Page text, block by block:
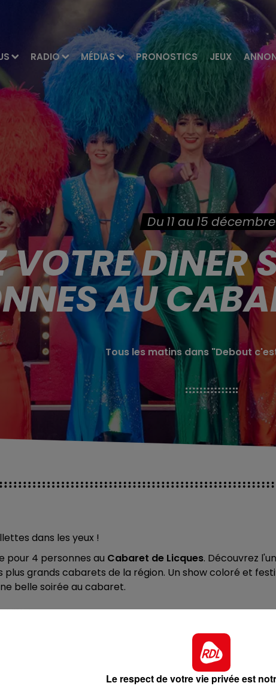
RADIO MÉDIAS PRONOSTICS JEUX
RDL & VOUS
Du 11 au 15 décembre
DINER
AU
Tous les matins dans "Debout
dans les yeux !
pour 4 personnes au Cabaret de Licques. Découvrez
plus grands cabarets de la région. Un show coloré et
belle soirée au cabaret.
Le respect de votre vie privée est